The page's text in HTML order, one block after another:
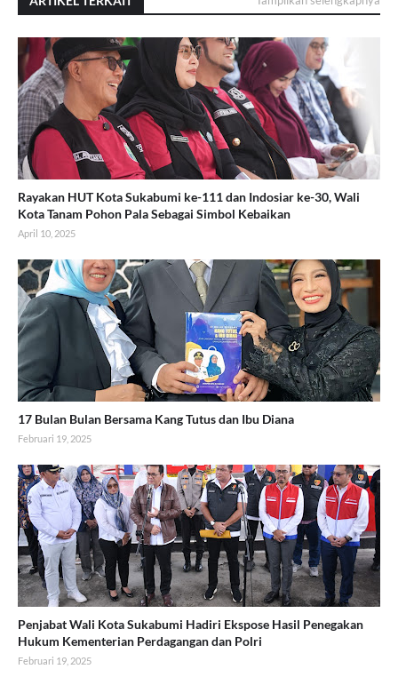
Rayakan HUT Kota Sukabumi ke-111 dan Indosiar ke-30, Wali
Kota Tanam Pohon Pala Sebagai Simbol Kebaikan
April 10, 2025
17 Bulan Bulan Bersama Kang Tutus dan Ibu Diana
Februari 19, 2025
Penjabat Wali Kota Sukabumi Hadiri Ekspose Hasil Penegakan
Hukum Kementerian Perdagangan dan Polri
Februari 19, 2025